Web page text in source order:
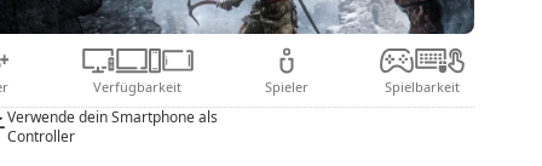
Verfügbarkeit Spieler Spielbarkeit
Verwende dein Smartphone als
Controller